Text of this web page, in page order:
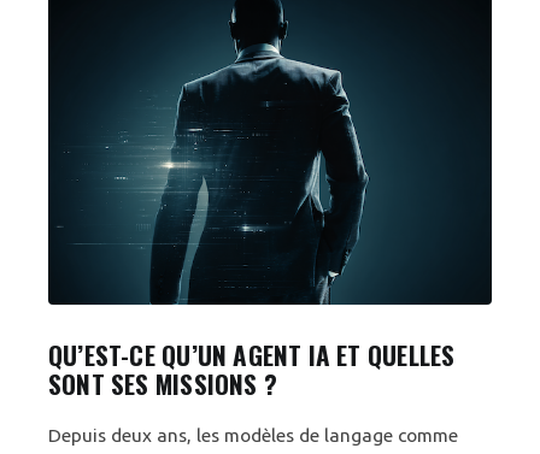
QU’EST-CE QU’UN AGENT IA ET QUELLES
SONT SES MISSIONS ?
Depuis deux ans, les modèles de langage comme